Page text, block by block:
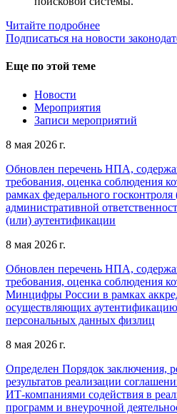
Читайте подробнее
Подписаться на новости
Еще по этой теме
Новости
Мероприятия
Записи мероприятий
8 мая 2026 г.
Обновлен перечень НПА,
требования, оценка соблюдения
рамках федерального
административной
(или) аутентификации
8 мая 2026 г.
Обновлен перечень НПА,
требования, оценка соблюдения
Минцифры России в рамках
осуществляющих
персональных данных физлиц
8 мая 2026 г.
Определен Порядок заключения,
результатов реализации
ИТ-компаниями содействия в
программ и внеурочной